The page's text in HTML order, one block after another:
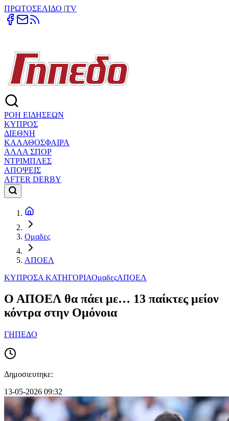
ΠΡΩΤΟΣΕΛΙΔΟ |TV
ΡΟΗ ΕΙΔΗΣΕΩΝ
ΚΥΠΡΟΣ
ΔΙΕΘΝΗ
ΚΑΛΑΘΟΣΦΑΙΡΑ
ΑΛΛΑ ΣΠΟΡ
ΝΤΡΙΜΠΛΕΣ
ΑΠΟΨΕΙΣ
AFTER DERBY
Ομαδες
ΑΠΟΕΛ
ΚΥΠΡΟΣΑ ΚΑΤΗΓΟΡΙΑΟμαδεςΑΠΟΕΛ
Ο ΑΠΟΕΛ θα πάει με… 13 παίκτες μείον
κόντρα στην Ομόνοια
ΓΗΠΕΔΟ
Δημοσιευτηκε:
13-05-2026 09:32